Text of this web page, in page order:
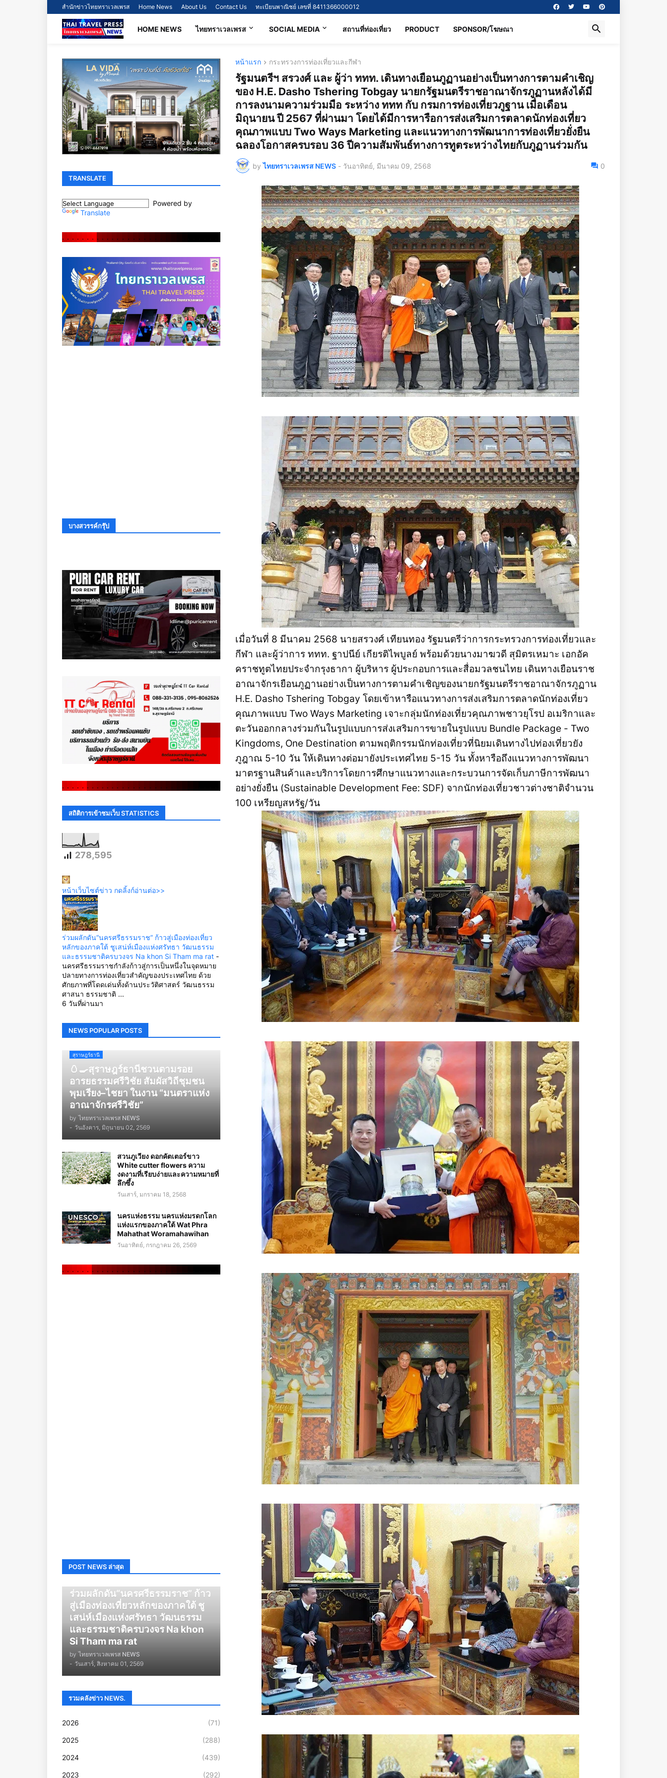
สำนักข่าวไทยทราเวลเพรส Home News About Us Contact Us ทะเบียนพาณิชย์ เลขที่ 8411366000012
HOME NEWS ไทยทราเวลเพรส SOCIAL MEDIA สถานที่ท่องเที่ยว PRODUCT SPONSOR/โฆษณา
หน้าแรก กระทรวงการท่องเที่ยวและกีฬา
รัฐมนตรีฯ สรวงศ์ และ ผู้ว่า ททท. เดินทางเยือนภูฏานอย่างเป็นทางการตามคำเชิญ
ของ H.E. Dasho Tshering Tobgay นายกรัฐมนตรีราชอาณาจักรภูฏานหลังได้มี
การลงนามความร่วมมือ ระหว่าง ททท กับ กรมการท่องเที่ยวภูฐาน เมื่อเดือน
มิถุนายน ปี 2567 ที่ผ่านมา โดยได้มีการหารือการส่งเสริมการตลาดนักท่องเที่ยว
คุณภาพแบบ Two Ways Marketing และแนวทางการพัฒนาการท่องเที่ยวยั่งยืน
ฉลองโอกาสครบรอบ 36 ปีความสัมพันธ์ทางการทูตระหว่างไทยกับภูฏานร่วมกัน
by ไทยทราเวลเพรส NEWS - วันอาทิตย์, มีนาคม 09, 2568 0
เมื่อวันที่ 8 มีนาคม 2568 นายสรวงศ์ เทียนทอง รัฐมนตรีว่าการกระทรวงการท่องเที่ยวและ
กีฬา และผู้ว่าการ ททท. ฐาปนีย์ เกียรติไพบูลย์ พร้อมด้วยนางมาฆวดี สุมิตรเหมาะ เอกอัค
คราชทูตไทยประจำกรุงธากา ผู้บริหาร ผู้ประกอบการและสื่อมวลชนไทย เดินทางเยือนราช
อาณาจักรเยือนภูฏานอย่างเป็นทางการตามคำเชิญของนายกรัฐมนตรีราชอาณาจักรภูฏาน
H.E. Dasho Tshering Tobgay โดยเข้าหารือแนวทางการส่งเสริมการตลาดนักท่องเที่ยว
คุณภาพแบบ Two Ways Marketing เจาะกลุ่มนักท่องเที่ยวคุณภาพชาวยุโรป อเมริกาและ
ตะวันออกกลางร่วมกันในรูปแบบการส่งเสริมการขายในรูปแบบ Bundle Package - Two
Kingdoms, One Destination ตามพฤติกรรมนักท่องเที่ยวที่นิยมเดินทางไปท่องเที่ยวยัง
ภูฎาณ 5-10 วัน ให้เดินทางต่อมายังประเทศไทย 5-15 วัน ทั้งหารือถึงแนวทางการพัฒนา
มาตรฐานสินค้าและบริการโดยการศึกษาแนวทางและกระบวนการจัดเก็บภาษีการพัฒนา
อย่างยั่งยืน (Sustainable Development Fee: SDF) จากนักท่องเที่ยวชาวต่างชาติจำนวน
100 เหรียญสหรัฐ/วัน
TRANSLATE
Powered by
Translate
. . . . . . . . . . . . . . . . . .
บางสวรรค์กรุ๊ป
. . . . . . . . . . . . . . . . . . . . . .
สถิติการเข้าชมเว็บ STATISTICS
278,595
หน้าเว็บไซต์ข่าว กดลิ้งก์อ่านต่อ>>
ร่วมผลักดัน“นครศรีธรรมราช” ก้าวสู่เมืองท่องเที่ยว
หลักของภาคใต้ ชูเสน่ห์เมืองแห่งศรัทธา วัฒนธรรม
และธรรมชาติครบวงจร Na khon Si Tham ma rat -
นครศรีธรรมราชกำลังก้าวสู่การเป็นหนึ่งในจุดหมาย
ปลายทางการท่องเที่ยวสำคัญของประเทศไทย ด้วย
ศักยภาพที่โดดเด่นทั้งด้านประวัติศาสตร์ วัฒนธรรม
ศาสนา ธรรมชาติ ...
6 วันที่ผ่านมา
NEWS POPULAR POSTS
สุราษฎร์ธานี
🥚🍳สุราษฎร์ธานีชวนตามรอย
อารยธรรมศรีวิชัย สัมผัสวิถีชุมชน
พุมเรียง–ไชยา ในงาน “มนตราแห่ง
อาณาจักรศรีวิชัย”
by ไทยทราเวลเพรส NEWS
- วันอังคาร, มิถุนายน 02, 2569
สวนภูเวียง ดอกคัตเตอร์ขาว
White cutter flowers ความ
งดงามที่เรียบง่ายและความหมายที่
ลึกซึ้ง
วันเสาร์, มกราคม 18, 2568
นครแห่งธรรม นครแห่งมรดกโลก
แห่งแรกของภาคใต้ Wat Phra
Mahathat Woramahawihan
วันอาทิตย์, กรกฎาคม 26, 2569
. . . . . . . . . . . . . . . . . . . . .
POST NEWS ล่าสุด
ร่วมผลักดัน“นครศรีธรรมราช” ก้าว
สู่เมืองท่องเที่ยวหลักของภาคใต้ ชู
เสน่ห์เมืองแห่งศรัทธา วัฒนธรรม
และธรรมชาติครบวงจร Na khon
Si Tham ma rat
by ไทยทราเวลเพรส NEWS
- วันเสาร์, สิงหาคม 01, 2569
รวมคลังข่าว NEWS.
2026 (71)
2025 (288)
2024 (439)
2023 (292)